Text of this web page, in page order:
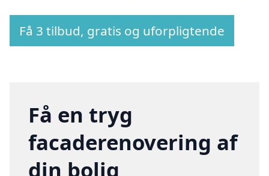
Få 3 tilbud, gratis og uforpligtende
Få en tryg
facaderenovering af
din bolig